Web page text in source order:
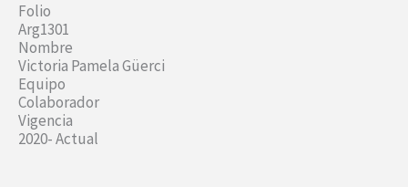
Folio
Arg1301
Nombre
Victoria Pamela Güerci
Equipo
Colaborador
Vigencia
2020- Actual